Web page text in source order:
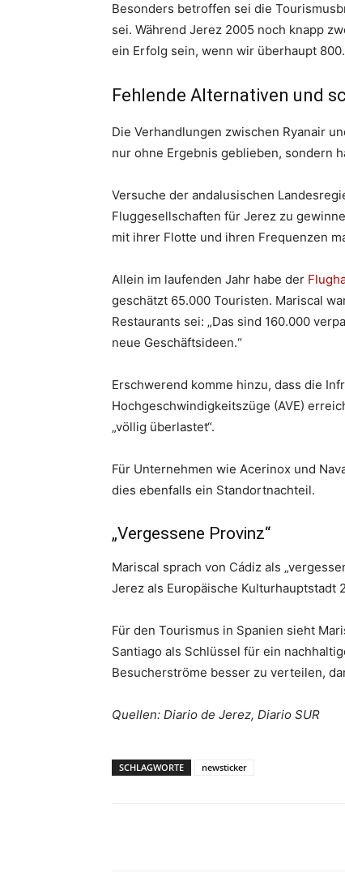
Besonders betroffen sei die
sei. Während Jerez 2005 noch knapp
ein Erfolg sein, wenn wir überhaupt
Fehlende Alternativen und
Die Verhandlungen zwischen Ryanair
nur ohne Ergebnis geblieben, sondern
Versuche der andalusischen
Fluggesellschaften für Jerez zu
mit ihrer Flotte und ihren Frequenzen
Allein im laufenden Jahr habe der
geschätzt 65.000 Touristen. Mariscal
Restaurants sei: „Das sind 160.000
neue Geschäftsideen.“
Erschwerend komme hinzu, dass die
Hochgeschwindigkeitszüge (AVE)
„völlig überlastet“.
Für Unternehmen wie Acerinox und
dies ebenfalls ein Standortnachteil.
„Vergessene Provinz“
Mariscal sprach von Cádiz als
Jerez als Europäische Kulturhauptstadt
Für den Tourismus in Spanien sieht
Santiago als Schlüssel für ein
Besucherströme besser zu verteilen,
Quellen: Diario de Jerez, Diario SUR
SCHLAGWORTE newsticker